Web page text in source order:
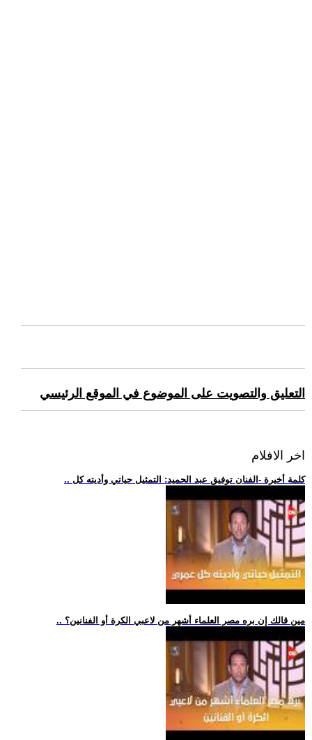
التعليق والتصويت على الموضوع في الموقع الرئيسي
اخر الافلام
.. كلمة أخيرة -الفنان توفيق عبد الحميد: التمثيل حياتي وأديته كل
.. مين قالك إن بره مصر العلماء أشهر من لاعبي الكرة أو الفنانين؟